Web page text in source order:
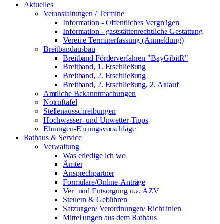
Aktuelles
Veranstaltungen / Termine
Information - Öffentliches Vergnügen
Information - gaststättenrechtliche Gestattung
Vereine Terminerfassung (Anmeldung)
Breitbandausbau
Breitband Förderverfahren "BayGibitR"
Breitband, 1. Erschließung
Breitband, 2. Erschließung
Breitband, 2. Erschließung, 2. Anlauf
Amtliche Bekanntmachungen
Notruftafel
Stellenausschreibungen
Hochwasser- und Unwetter-Tipps
Ehrungen-Ehrungsvorschläge
Rathaus & Service
Verwaltung
Was erledige ich wo
Ämter
Ansprechpartner
Formulare/Online-Anträge
Ver- und Entsorgung u.a. AZV
Steuern & Gebühren
Satzungen/ Verordnungen/ Richtlinien
Mitteilungen aus dem Rathaus